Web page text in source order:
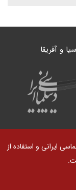
و آفریقا
ایرانی و استفاده از